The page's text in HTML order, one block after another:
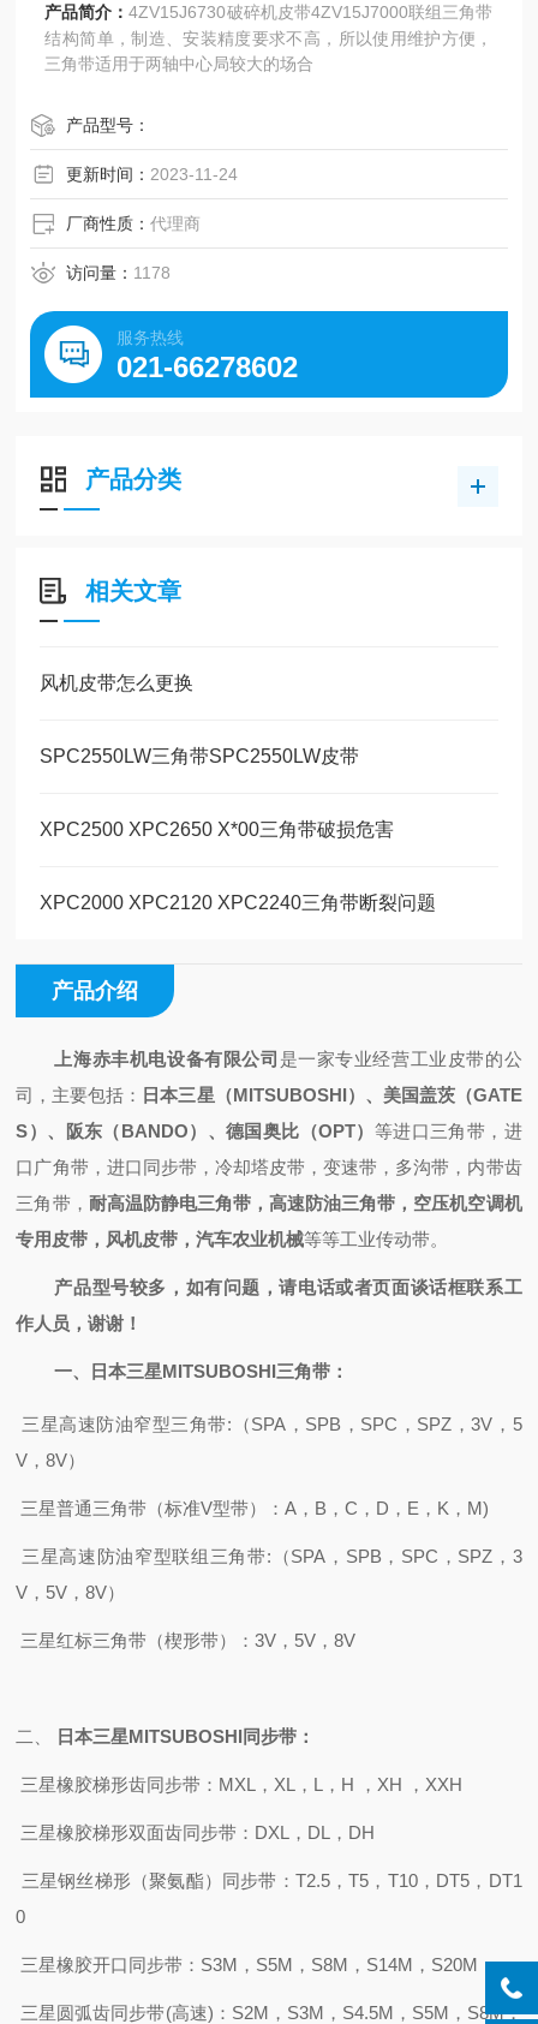
产品简介：4ZV15J6730破碎机皮带4ZV15J7000联组三角带
结构简单，制造、安装精度要求不高，所以使用维护方便，
三角带适用于两轴中心局较大的场合
产品型号：
更新时间： 2023-11-24
厂商性质：代理商
访问量： 1178
服务热线
021-66278602
产品分类
相关文章
风机皮带怎么更换
SPC2550LW三角带SPC2550LW皮带
XPC2500 XPC2650 X*00三角带破损危害
XPC2000 XPC2120 XPC2240三角带断裂问题
产品介绍
上海赤丰机电设备有限公司 是一家专业经营工业皮带的公
司，主要包括： 日本三星（MITSUBOSHI）、美国盖茨（GATE
S）、阪东（BANDO）、德国奥比（OPT） 等进口三角带，进
口广角带，进口同步带，冷却塔皮带，变速带，多沟带，内带齿
三角带， 耐高温防静电三角带，高速防油三角带，空压机空调机
专用皮带，风机皮带，汽车农业机械等等工业传动带。
产品型号较多，如有问题，请电话或者页面谈话框联系工
作人员，谢谢！
一、 日本三星MITSUBOSHI三角带：
三星高速防油窄型三角带: （SPA，SPB，SPC，SPZ，3V ， 5
V，8V）
三星普通三角带（标准V型带）：A，B，C，D，E，K，M)
三星高速防油窄型联组三角带: （SPA，SPB，SPC，SPZ，3
V，5V，8V）
三星红标三角带（楔形带）：3V，5V，8V
二、 日本三星MITSUBOSHI同步带：
三星橡胶梯形齿同步带： MXL，XL，L，H ，XH ，XXH
三星橡胶梯形双面齿同步带： DXL，DL，DH
三星钢丝梯形（聚氨酯）同步带： T2.5，T5，T10，DT5，DT1
0
三星橡胶开口同步带： S3M，S5M，S8M，S14M，S20M
三星圆弧齿同步带(高速)：S2M，S3M，S4.5M，S5M，S8M，